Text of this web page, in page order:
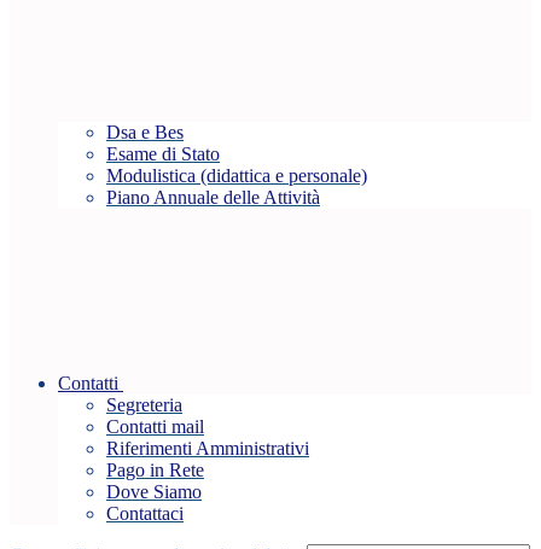
Dsa e Bes
Esame di Stato
Modulistica (didattica e personale)
Piano Annuale delle Attività
Contatti
Segreteria
Contatti mail
Riferimenti Amministrativi
Pago in Rete
Dove Siamo
Contattaci